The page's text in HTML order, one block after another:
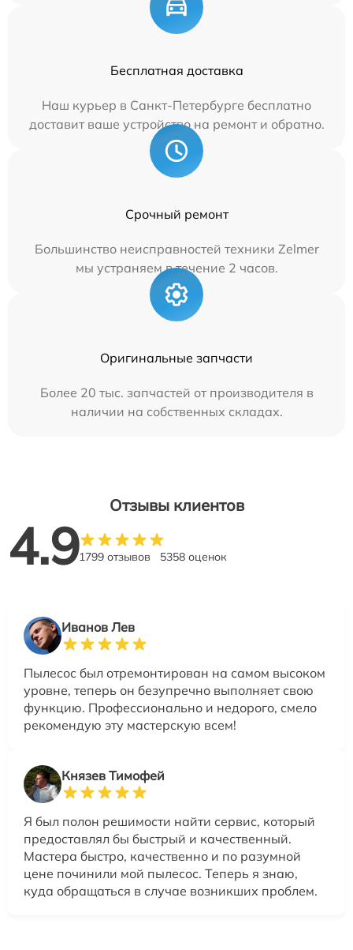
Бесплатная доставка
Наш курьер в Санкт-Петербурге бесплатно
доставит ваше устройство на ремонт и обратно.
Срочный ремонт
Большинство неисправностей техники Zelmer
мы устраняем в течение 2 часов.
Оригинальные запчасти
Более 20 тыс. запчастей от производителя в
наличии на собственных складах.
Отзывы клиентов
4.91799 отзывов 5358 оценок
Иванов Лев
Пылесос был отремонтирован на самом высоком
уровне, теперь он безупречно выполняет свою
функцию. Профессионально и недорого, смело
рекомендую эту мастерскую всем!
Князев Тимофей
Я был полон решимости найти сервис, который
предоставлял бы быстрый и качественный.
Мастера быстро, качественно и по разумной
цене починили мой пылесос. Теперь я знаю,
куда обращаться в случае возникших проблем.